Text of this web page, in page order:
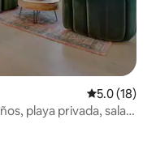
Calificación
5.0 (18)
playa privada, sala